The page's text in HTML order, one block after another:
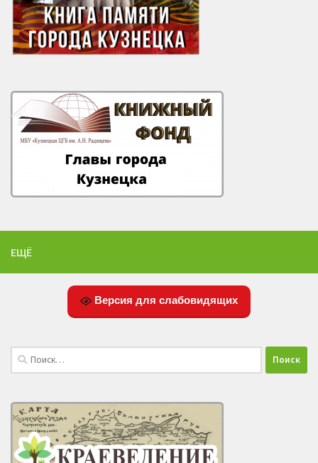
ЕЩЁ
Версия для слабовидящих
Найти: